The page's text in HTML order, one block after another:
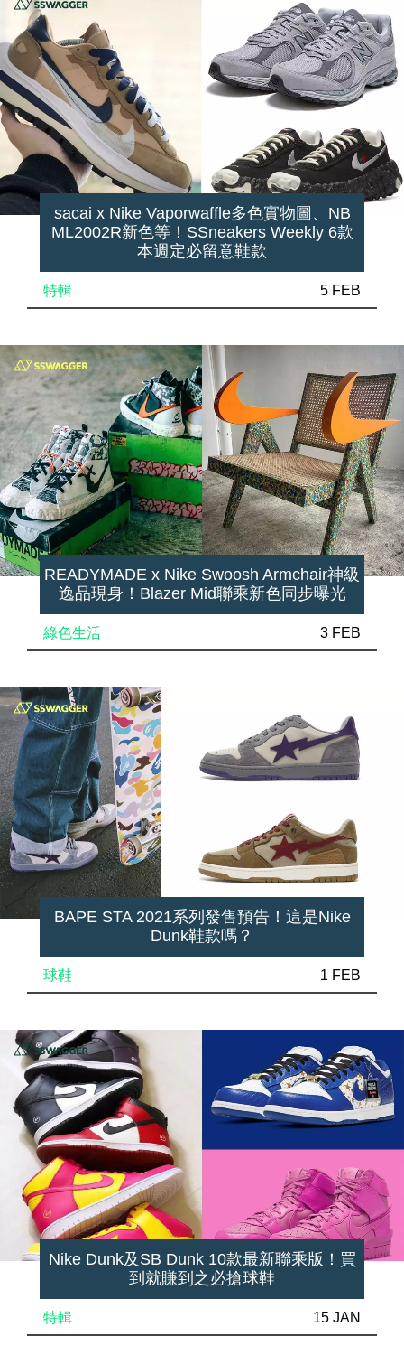
sacai x Nike Vaporwaffle多色實物圖、NB
ML2002R新色等！SSneakers Weekly 6款
本週定必留意鞋款
特輯 5 FEB
READYMADE x Nike Swoosh Armchair神級
逸品現身！Blazer Mid聯乘新色同步曝光
綠色生活 3 FEB
BAPE STA 2021系列發售預告！這是Nike
Dunk鞋款嗎？
球鞋 1 FEB
Nike Dunk及SB Dunk 10款最新聯乘版！買
到就賺到之必搶球鞋
特輯 15 JAN